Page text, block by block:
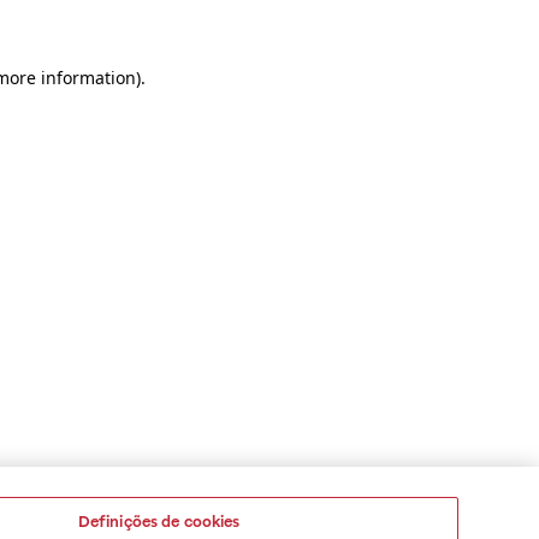
information).
Definições de cookies